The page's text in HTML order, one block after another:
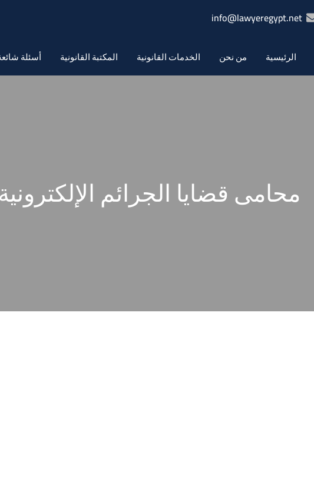
info@lawyeregypt.net
الرئيسية من نحن الخدمات القانونية المكتبة القانونية أسئلة
محامى قضايا الجرائم الإلكترونية